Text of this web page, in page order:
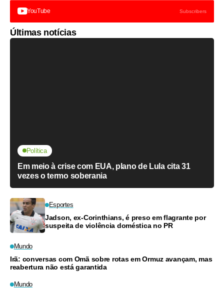
YouTube Subscribers
Últimas notícias
Política
Em meio à crise com EUA, plano de Lula cita 31
vezes o termo soberania
Esportes
Jadson, ex-Corinthians, é preso em flagrante por
suspeita de violência doméstica no PR
Mundo
Irã: conversas com Omã sobre rotas em Ormuz avançam, mas
reabertura não está garantida
Mundo